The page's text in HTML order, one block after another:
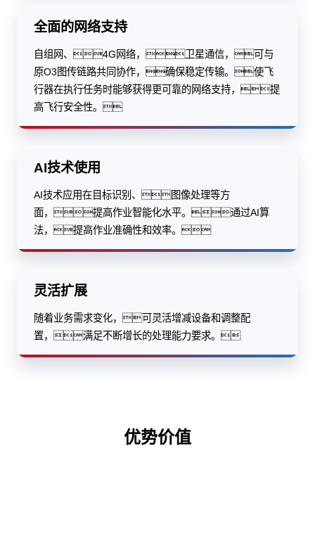
全面的网络支持
自组网、4G网络，卫星通信，可与
原O3图传链路共同协作，确保稳定传输。使飞
行器在执行任务时能够获得更可靠的网络支持，提
高飞行安全性。
AI技术使用
AI技术应用在目标识别、图像处理等方
面，提高作业智能化水平。通过AI算
法，提高作业准确性和效率。
灵活扩展
随着业务需求变化，可灵活增减设备和调整配
置，满足不断增长的处理能力要求。
优势价值